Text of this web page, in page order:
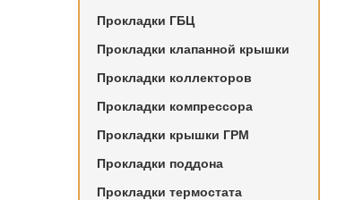
Прокладки ГБЦ
Прокладки клапанной крышки
Прокладки коллекторов
Прокладки компрессора
Прокладки крышки ГРМ
Прокладки поддона
Прокладки термостата